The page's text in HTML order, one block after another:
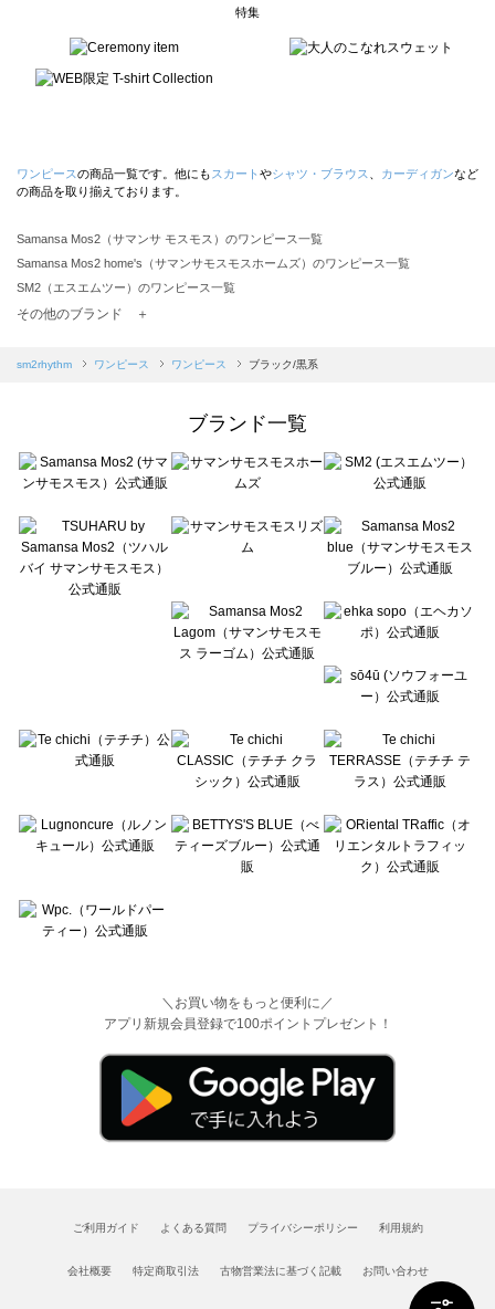
特集
ワンピースの商品一覧です。他にも スカート やシャツ・ブラウス カーディガンなど
の商品を取り揃えております。
Samansa Mos2（サマンサ モスモス）のワンピース一覧
Samansa Mos2 home's（サマンサモスモスホームズ）のワンピース一覧
SM2（エスエムツー）のワンピース一覧
TSUHARU by Samansa Mos2（ツハルバイサマンサモスモス）のワンピース一覧
Samansa Mos2 blue（サマンサモスモス ブルー）のワンピース一覧
sō4ū（ソウフォーユー）のワンピース一覧
Te chichi（テチチ）のワンピース一覧
Te chichi CLASSIC（テチチ クラシック）のワンピース一覧
Lugnoncure（ルノンキュール）のワンピース一覧
BETTY'S BLUE（べティーズブルー）のワンピース一覧
Wpc.（ワールドパーティー）のワンピース一覧
その他のブランド ＋
sm2rhythm ワンピース ワンピース ブラック/黒系
ブランド一覧
＼お買い物をもっと便利に／
アプリ新規会員登録で100ポイントプレゼント！
ご利用ガイド よくある質問 プライバシーポリシー 利用規約
会社概要 特定商取引法 古物営業法に基づく記載 お問い合わせ